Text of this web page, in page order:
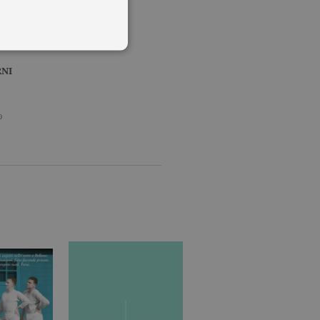
e la gestione
condizioni previste dal
in cui l'elemento
o del sito Web a
per limitare la quantità